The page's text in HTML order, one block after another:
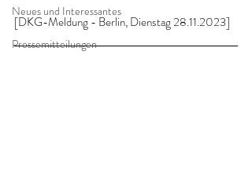
Neues und Interessantes
Pressemitteilungen
[DKG-Meldung - Berlin, Dienstag 28.11.2023]